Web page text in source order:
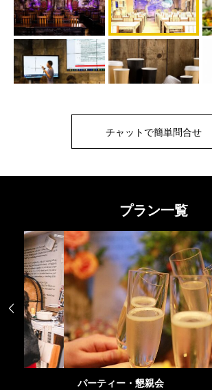
チャットで簡単問合せ
プラン一覧
パーティー・懇親会
